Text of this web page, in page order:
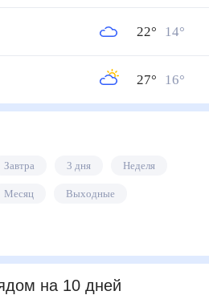
22° 14°
27° 16°
Завтра 3 дня Неделя
Месяц Выходные
на 10 дней